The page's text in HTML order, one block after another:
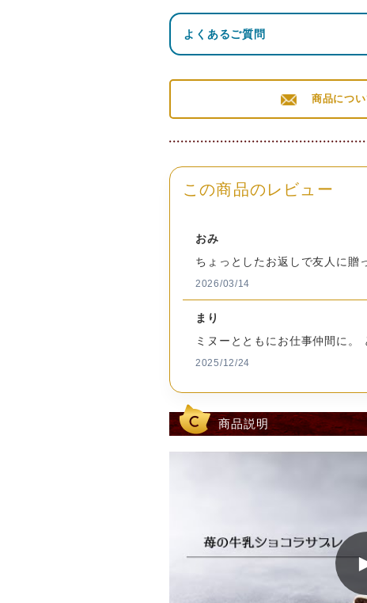
名
称
チョコレート菓子
内
量
イ
ズ
箱（約）：縦210×横115×高
約268g
原
チョコレート（国内製造）（
糖）、小麦粉、植物油脂、
ー、加糖卵黄(卵を含む）、
ヌリン）、乾燥苺、食塩、
豆を含む）、香料、酸化防
ル
ゲ
ン
乳成分、卵、小麦、大豆、ア
商品に記載
発送日時点で20日以上ある
熱量
よくあるご質問
商品につ
この商品のレビュー
おみ
ちょっとしたお返しで友人に贈
2026/03/14
まり
ミヌーとともにお仕事仲間に。
2025/12/24
商品説明